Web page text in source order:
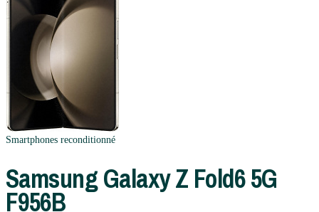
Smartphones reconditionné
SamsungGalaxy Z Fold6 5G
F956B